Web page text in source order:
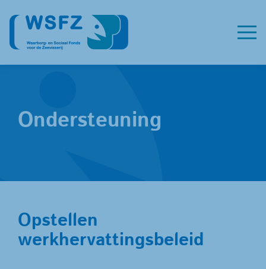
Ondersteuning
Opstellen
werkhervattingsbeleid